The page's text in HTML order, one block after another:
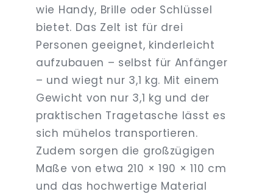
wie Handy, Brille oder Schlüssel
bietet. Das Zelt ist für drei
Personen geeignet, kinderleicht
aufzubauen – selbst für Anfänger
– und wiegt nur 3,1 kg. Mit einem
Gewicht von nur 3,1 kg und der
praktischen Tragetasche lässt es
sich mühelos transportieren.
Zudem sorgen die großzügigen
Maße von etwa 210 × 190 × 110 cm
und das hochwertige Material